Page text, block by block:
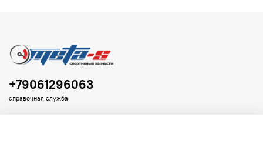
+79061296063
справочная служба